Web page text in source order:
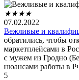
★★★★
07.02.2022
Вежливые и
обратились, чтобы
маркетплейсами в
с мужем из Гродно
нюансами работы в
5